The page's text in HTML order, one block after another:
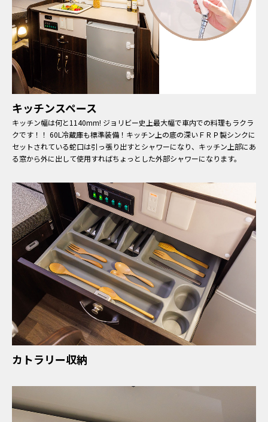
キッチンスペース
キッチン幅は何と1140mm! ジョリビー史上最大幅で車内での料理もラクラ
クです！！ 60L冷蔵庫も標準装備！キッチン上の底の深いＦＲＰ製シンクに
セットされている蛇口は引っ張り出すとシャワーになり、キッチン上部にあ
る窓から外に出して使用すればちょっとした外部シャワーになります。
カトラリー収納